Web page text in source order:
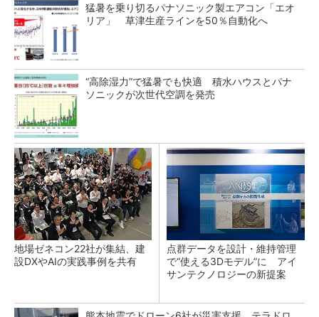
猛暑を乗り切るパナソニック製エアコン「エオ
リア」 草津生産ラインを50％自動化へ
“高除湿力”で猛暑でも快適 積水ハウスとパナ
ソニックが次世代空調を発売
地場ゼネコン22社が集結、建
設DXやAIの実践事例を共有
点群データを設計・維持管理
で“使える3Dモデル”に アイ
サンテクノロジーの新提案